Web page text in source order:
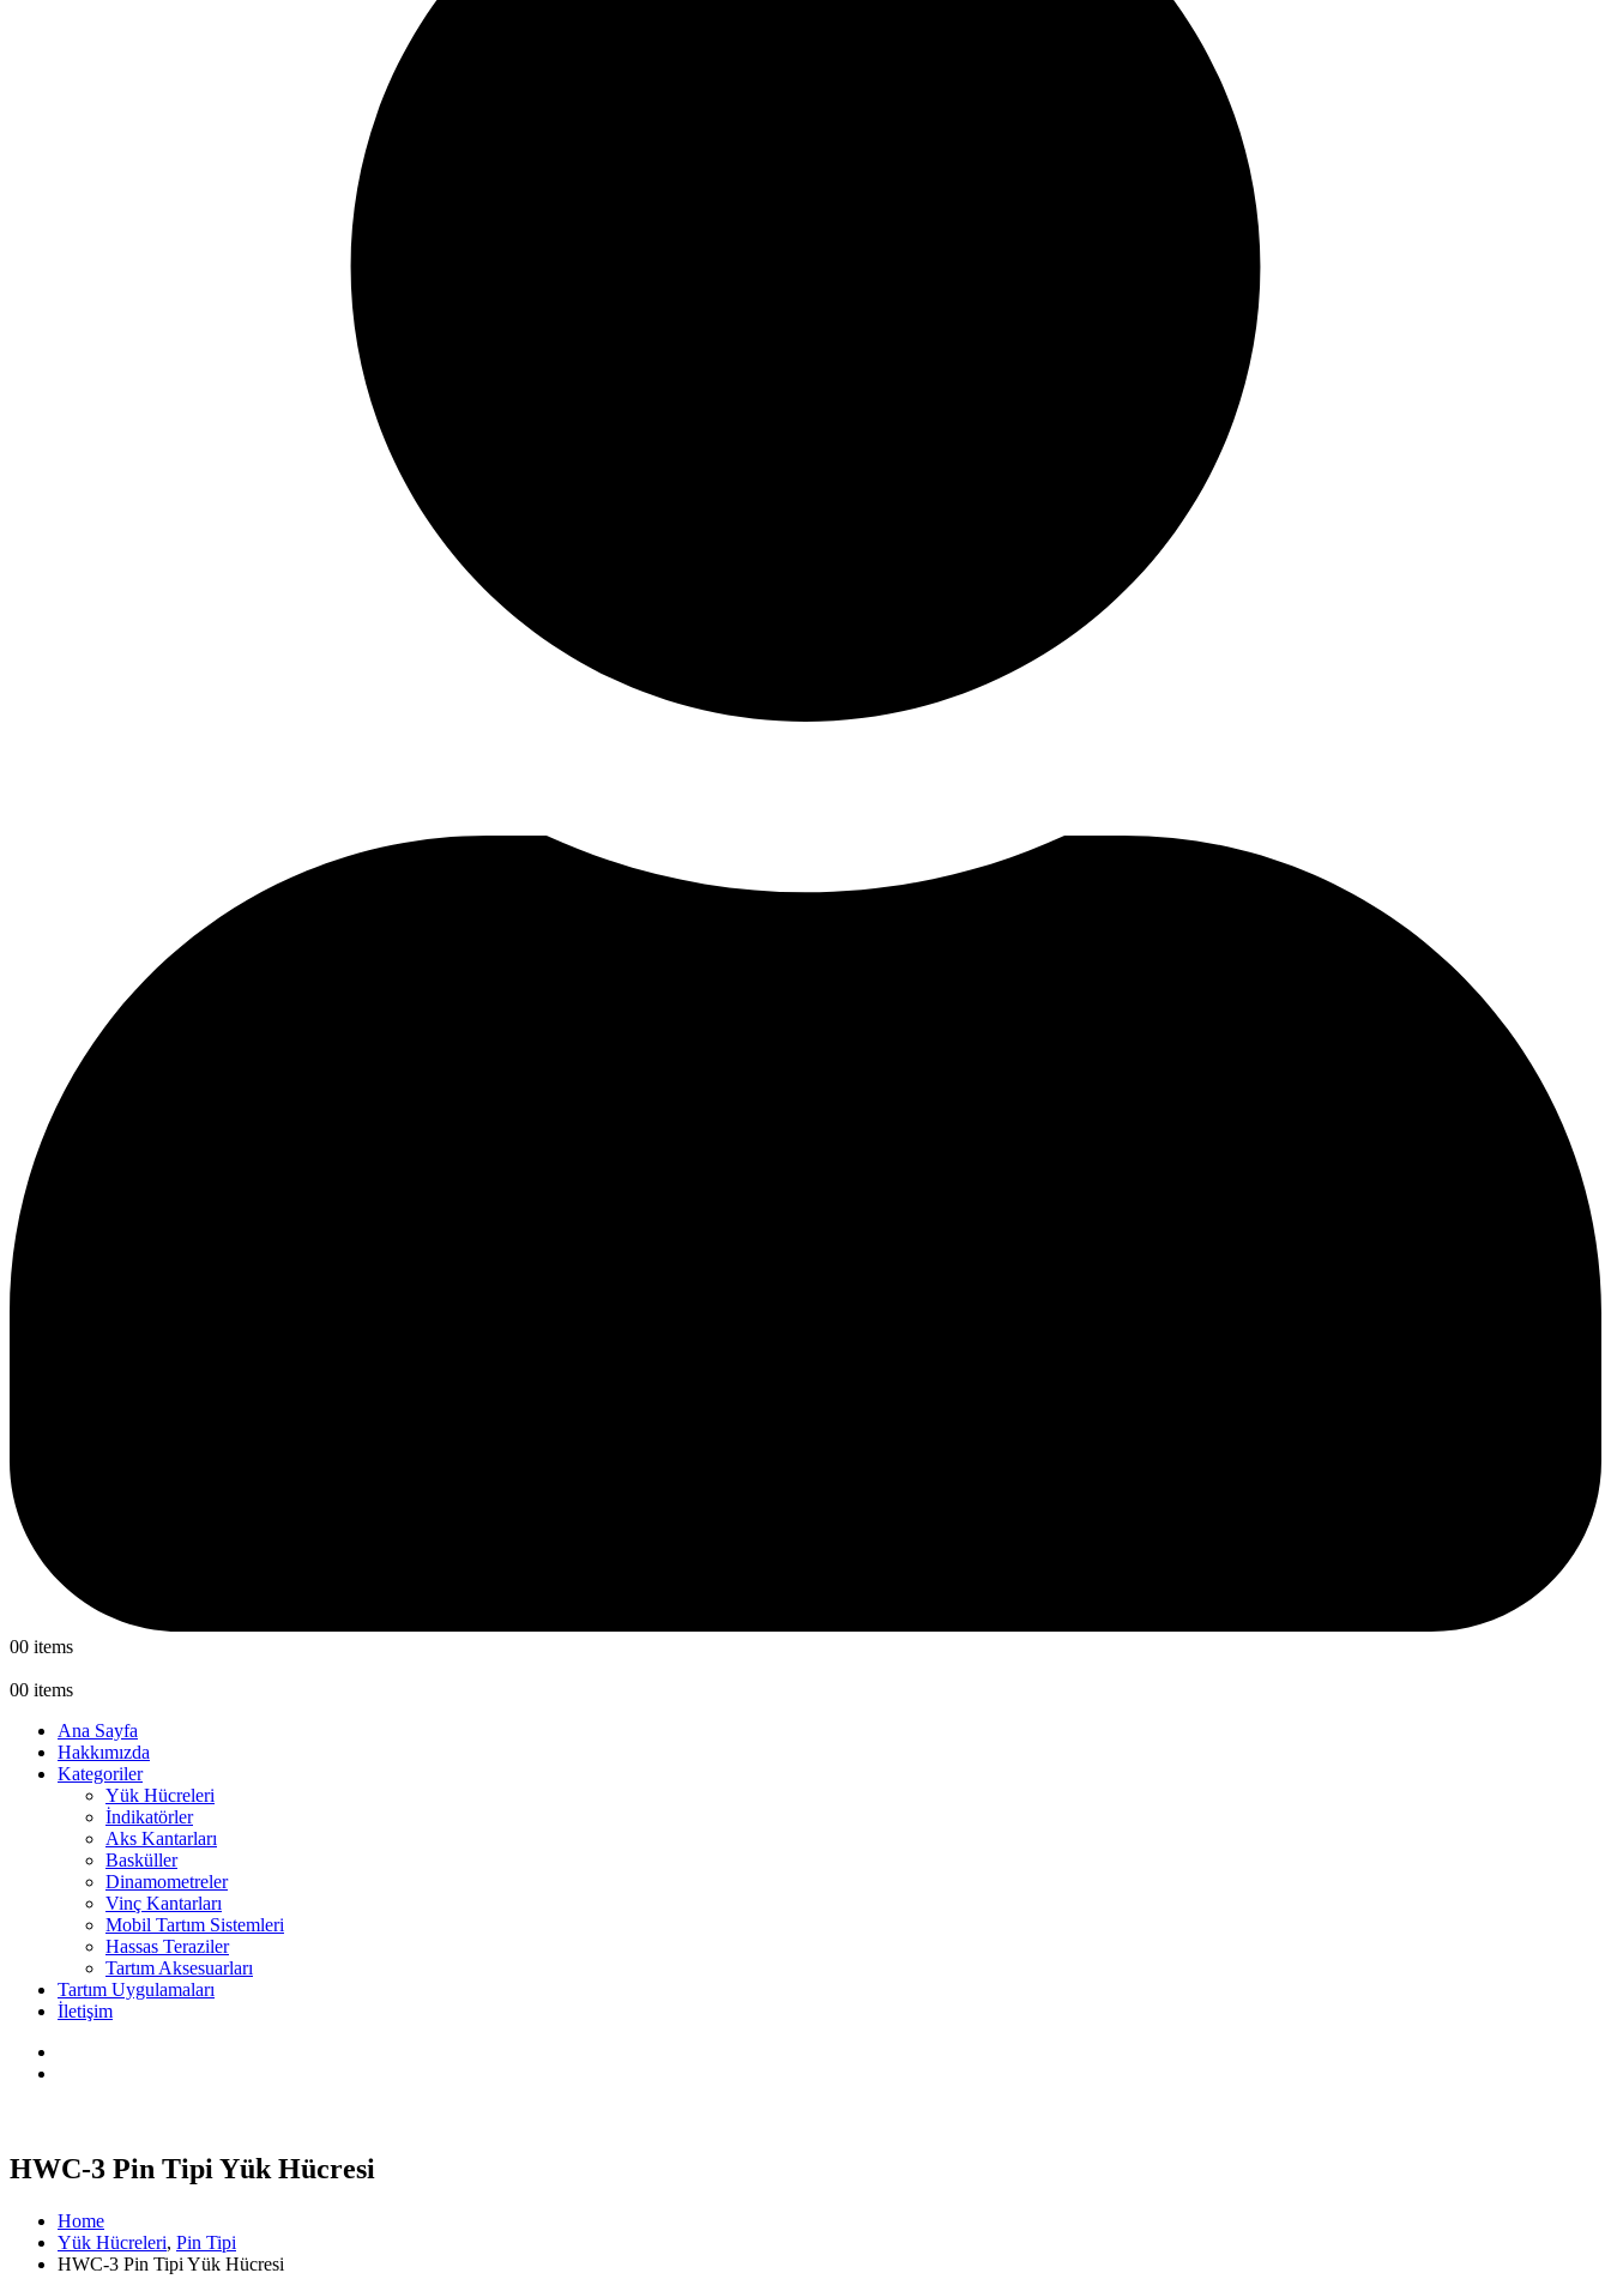
00 items
00 items
Ana Sayfa
Hakkımızda
Kategoriler
Yük Hücreleri
İndikatörler
Aks Kantarları
Basküller
Dinamometreler
Vinç Kantarları
Mobil Tartım Sistemleri
Hassas Teraziler
Tartım Aksesuarları
Tartım Uygulamaları
İletişim
HWC-3 Pin Tipi Yük Hücresi
Home
Yük Hücreleri, Pin Tipi
HWC-3 Pin Tipi Yük Hücresi